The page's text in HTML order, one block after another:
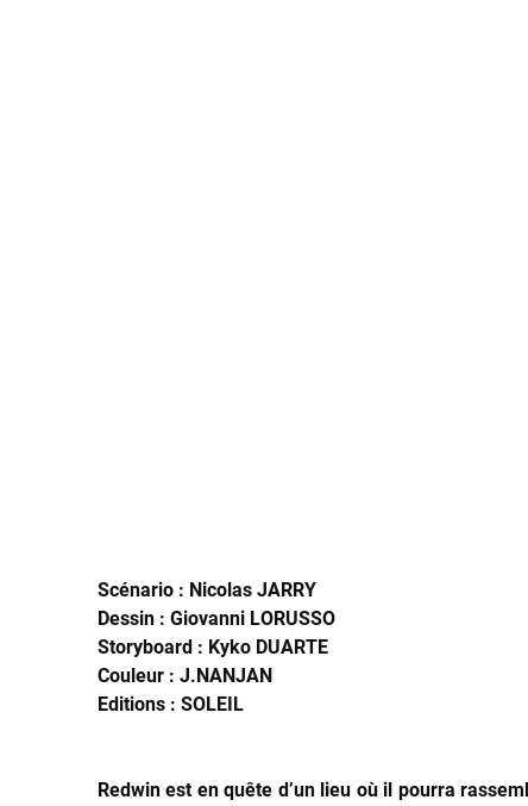
Scénario : Nicolas JARRY
Dessin : Giovanni LORUSSO
Storyboard : Kyko DUARTE
Couleur : J.NANJAN
Editions : SOLEIL
Redwin est en quête d’un lieu où il pourra